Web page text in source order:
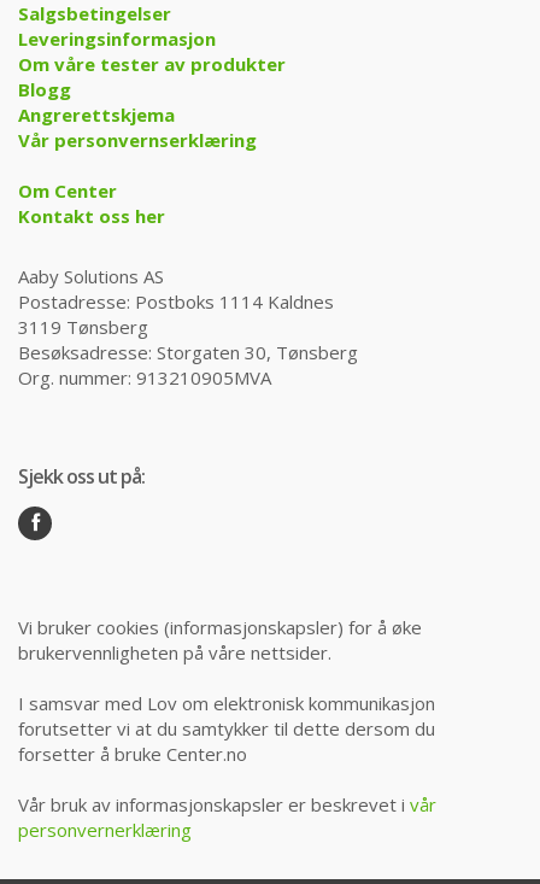
Salgsbetingelser
Leveringsinformasjon
Om våre tester av produkter
Blogg
Angrerettskjema
Vår personvernserklæring
Om Center
Kontakt oss her
Aaby Solutions AS
Postadresse: Postboks 1114 Kaldnes
3119 Tønsberg
Besøksadresse: Storgaten 30, Tønsberg
Org. nummer: 913210905MVA
Sjekk oss ut på:
Vi bruker cookies (informasjonskapsler) for å øke
brukervennligheten på våre nettsider.
I samsvar med Lov om elektronisk kommunikasjon
forutsetter vi at du samtykker til dette dersom du
forsetter å bruke Center.no
Vår bruk av informasjonskapsler er beskrevet i vår
personvernerklæring